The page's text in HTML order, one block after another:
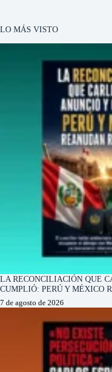
LO MÁS VISTO
LA RECONCILIACIÓN QUE
CUMPLIÓ: PERÚ Y MÉXICO
7 de agosto de 2026